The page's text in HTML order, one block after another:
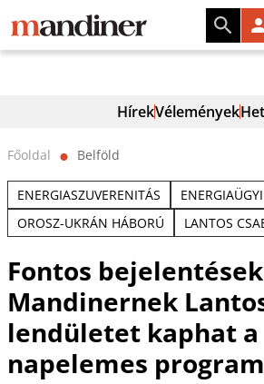
HírekVélemények
Főoldal ⬤ Belföld
ENERGIASZUVERENITÁS
OROSZ-UKRÁN HÁBORÚ
LANTOS
Fontos
Mandinernek
lendületet kaphat a
napelemes program